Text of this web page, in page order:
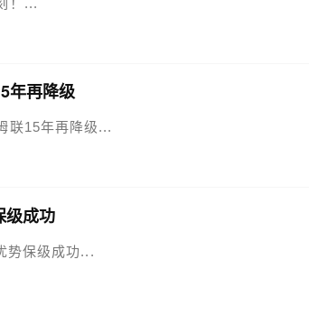
！...
年再降级
联15年再降级...
级成功
势保级成功...